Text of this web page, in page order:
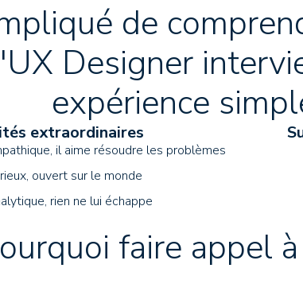
de
Designer
expérience
extraordinaires
il aime résoudre les problèmes
ouvert sur le monde
rien ne lui échappe
faire appel